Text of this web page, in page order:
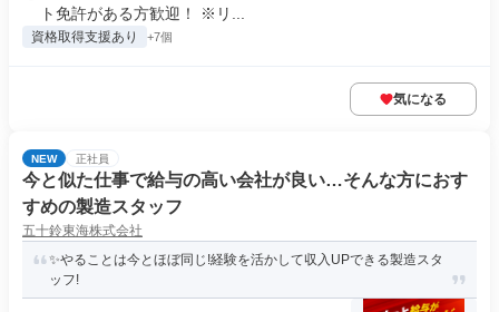
ト免許がある方歓迎！ ※リ...
資格取得支援あり +7個
気になる
NEW 正社員
今と似た仕事で給与の高い会社が良い…そんな方におす
すめの製造スタッフ
五十鈴東海株式会社
✨やることは今とほぼ同じ!経験を活かして収入UPできる製造スタ
ッフ!